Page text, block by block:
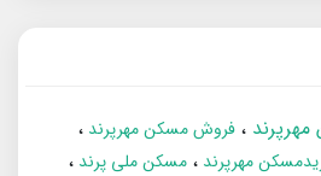
فروش مسکن مهرپرند
مهرپرند
مسکن ملی پرند